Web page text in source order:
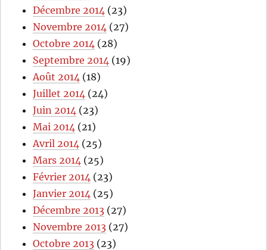
Décembre 2014 (23)
Novembre 2014 (27)
Octobre 2014 (28)
Septembre 2014 (19)
Août 2014 (18)
Juillet 2014 (24)
Juin 2014 (23)
Mai 2014 (21)
Avril 2014 (25)
Mars 2014 (25)
Février 2014 (23)
Janvier 2014 (25)
Décembre 2013 (27)
Novembre 2013 (27)
Octobre 2013 (23)